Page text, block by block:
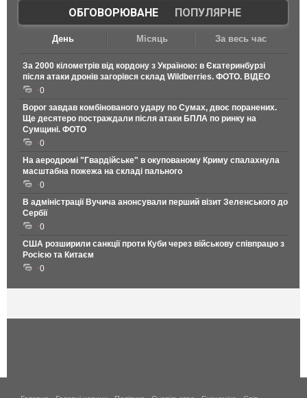
ОБГОВОРЮВАНЕ| ПОПУЛЯРНЕ
День Місяць За весь час
За 2000 кілометрів від кордону з Україною: в Єкатеринбурзі
після атаки дронів загорівся склад Wildberries. ФОТО. ВІДЕО
0
Ворог завдав комбінованого удару по Сумах, двоє поранених.
Ще десятеро постраждали після атаки БПЛА по ринку на
Сумщині. ФОТО
0
На аеродромі "Гвардійське" в окупованому Криму спалахнула
масштабна пожежа на складі пального
0
В адміністрації Вучича анонсували перший візит Зеленського до
Сербії
0
США розширили санкції проти Куби через військову співпрацю з
Росією та Китаєм
0